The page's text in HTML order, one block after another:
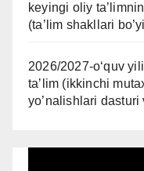
keyingi oliy
(ta’lim shakllari
2026/2027-oʻquv
taʼlim (ikkinchi
yo’nalishlari